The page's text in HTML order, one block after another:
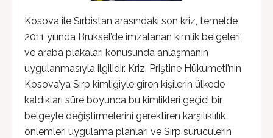
Kosova ile Sırbistan arasındaki son kriz, temelde
2011 yılında Brüksel’de imzalanan kimlik belgeleri
ve araba plakaları konusunda anlaşmanın
uygulanmasıyla ilgilidir. Kriz, Priştine Hükümeti’nin
Kosova’ya Sırp kimliğiyle giren kişilerin ülkede
kaldıkları süre boyunca bu kimlikleri geçici bir
belgeyle değiştirmelerini gerektiren karşılıklılık
önlemleri uygulama planları ve Sırp sürücülerin